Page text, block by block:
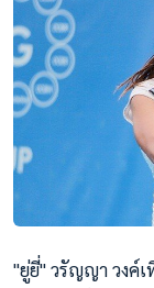
"ยู่ยี่" วรัญญา วงค์